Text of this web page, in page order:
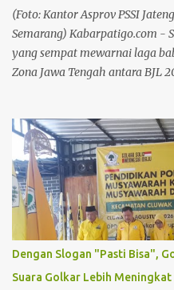
Atasi Kekeringan Baca juga:
Tak Matang, Fatkhu...
(Foto: Kantor Asprov PSSI
Semarang) Kabarpatigo.com -
yang sempat mewarnai laga
Zona Jawa Tengah antara BJL
sanksi kepada empat pemain
tersebut. Tiga pemain BJL
disiplin, karena dinilai terlibat
Ahza asal BJL 2000 FC,
pertandingan. Ia dinilai
menendang pemain USP Pati
lapangan. Sementara itu, Ryu
tambahan berupa skorsing
denda Rp1 juta, setelah
Dengan Slogan "Pasti Bisa",
Suara Golkar Lebih Meningkat